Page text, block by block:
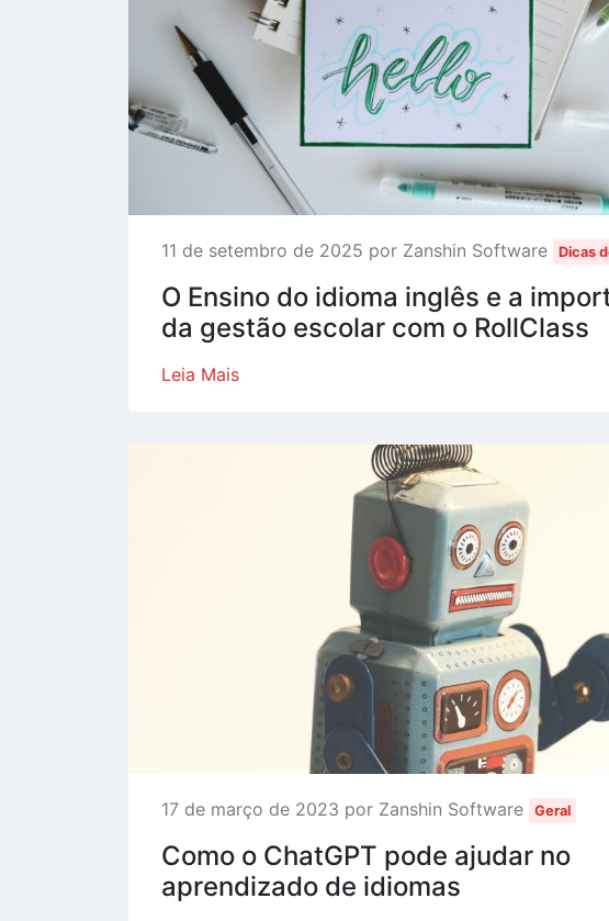
11 de setembro de 2025 por Zanshin Software Dicas
O Ensino do idioma inglês e a
da gestão escolar com o RollClass
Leia Mais
17 de março de 2023 por Zanshin Software Geral
Como o ChatGPT pode ajudar no
aprendizado de idiomas